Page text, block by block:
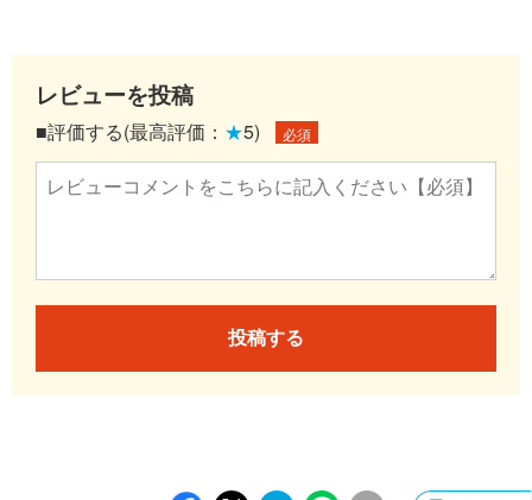
レビューを投稿
■評価する(最高評価： ★5) 必須
投稿する